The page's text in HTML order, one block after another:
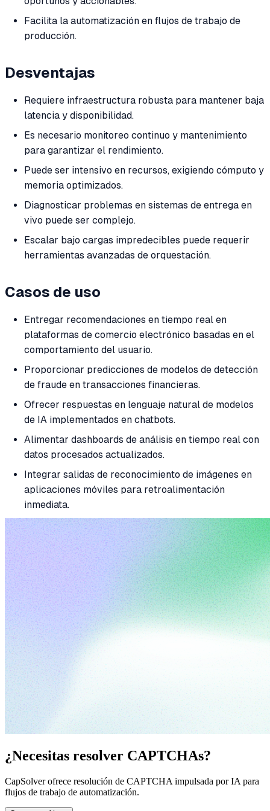
Facilita la automatización en flujos de trabajo de
producción.
Desventajas
Requiere infraestructura robusta para mantener baja
latencia y disponibilidad.
Es necesario monitoreo continuo y mantenimiento
para garantizar el rendimiento.
Puede ser intensivo en recursos, exigiendo cómputo y
memoria optimizados.
Diagnosticar problemas en sistemas de entrega en
vivo puede ser complejo.
Escalar bajo cargas impredecibles puede requerir
herramientas avanzadas de orquestación.
Casos de uso
Entregar recomendaciones en tiempo real en
plataformas de comercio electrónico basadas en el
comportamiento del usuario.
Proporcionar predicciones de modelos de detección
de fraude en transacciones financieras.
Ofrecer respuestas en lenguaje natural de modelos
de IA implementados en chatbots.
Alimentar dashboards de análisis en tiempo real con
datos procesados actualizados.
Integrar salidas de reconocimiento de imágenes en
aplicaciones móviles para retroalimentación
inmediata.
¿Necesitas resolver CAPTCHAs?
CapSolver ofrece resolución de CAPTCHA impulsada por IA para
flujos de trabajo de automatización.